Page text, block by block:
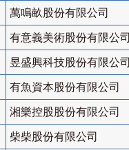
萬鳴畝股份有限公司
有意義美術股份有限公司
昱盛興科技股份有限公司
有魚資本股份有限公司
湘樂控股股份有限公司
柴柴股份有限公司